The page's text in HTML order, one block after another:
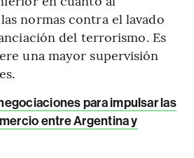
normas contra el lavado
del terrorismo. Es
una mayor supervisión
para impulsar las
entre Argentina y